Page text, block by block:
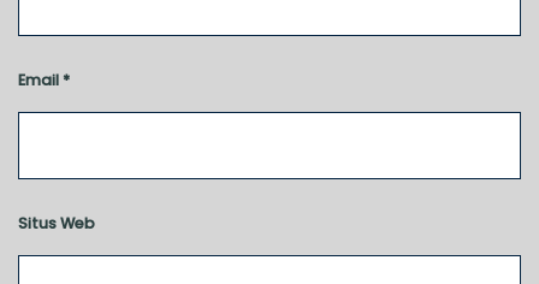
Email *
Situs Web